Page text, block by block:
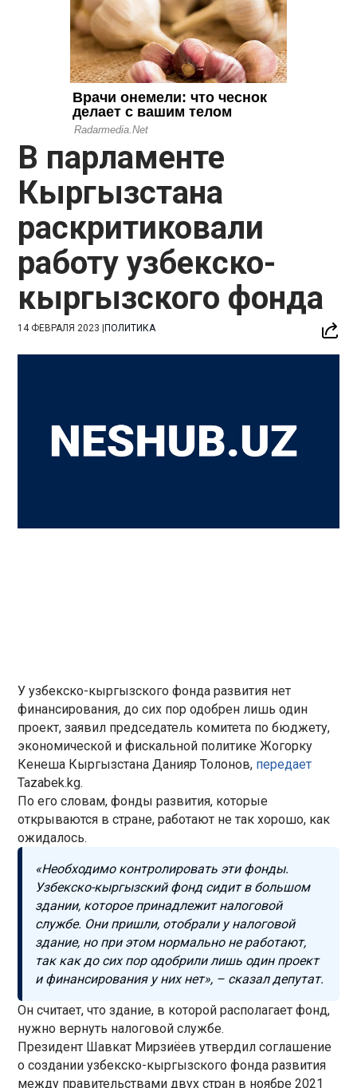
В парламенте
Кыргызстана
раскритиковали
работу узбекско-
кыргызского фонда
14 ФЕВРАЛЯ 2023 |ПОЛИТИКА
У узбекско-кыргызского фонда развития нет
финансирования, до сих пор одобрен лишь один
проект, заявил председатель комитета по бюджету,
экономической и фискальной политике Жогорку
Кенеша Кыргызстана Данияр Толонов, передает
Tazabek.kg.
По его словам, фонды развития, которые
открываются в стране, работают не так хорошо, как
ожидалось.
«Необходимо контролировать эти фонды.
Узбекско-кыргызский фонд сидит в большом
здании, которое принадлежит налоговой
службе. Они пришли, отобрали у налоговой
здание, но при этом нормально не работают,
так как до сих пор одобрили лишь один проект
и финансирования у них нет», – сказал депутат.
Он считает, что здание, в которой располагает фонд,
нужно вернуть налоговой службе.
Президент Шавкат Мирзиёев утвердил соглашение
о создании узбекско-кыргызского фонда развития
между правительствами двух стран в ноябре 2021